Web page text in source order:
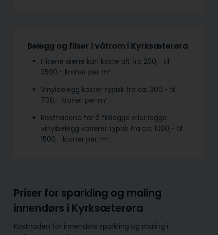
Belegg og fliser i våtrom i Kyrksæterøra
Flisene alene kan koste alt fra 200,- til
2500,- kroner per m².
Vinylbelegg koster typisk fra ca. 300,- til
700,- kroner per m².
Kostnadene for å flislegge eller legge
vinylbelegg varierer typisk fra ca. 1000,- til
1500,- kroner per m².
Priser for sparkling og maling
innendørs i Kyrksæterøra
Kostnaden for innendørs sparkling og maling i